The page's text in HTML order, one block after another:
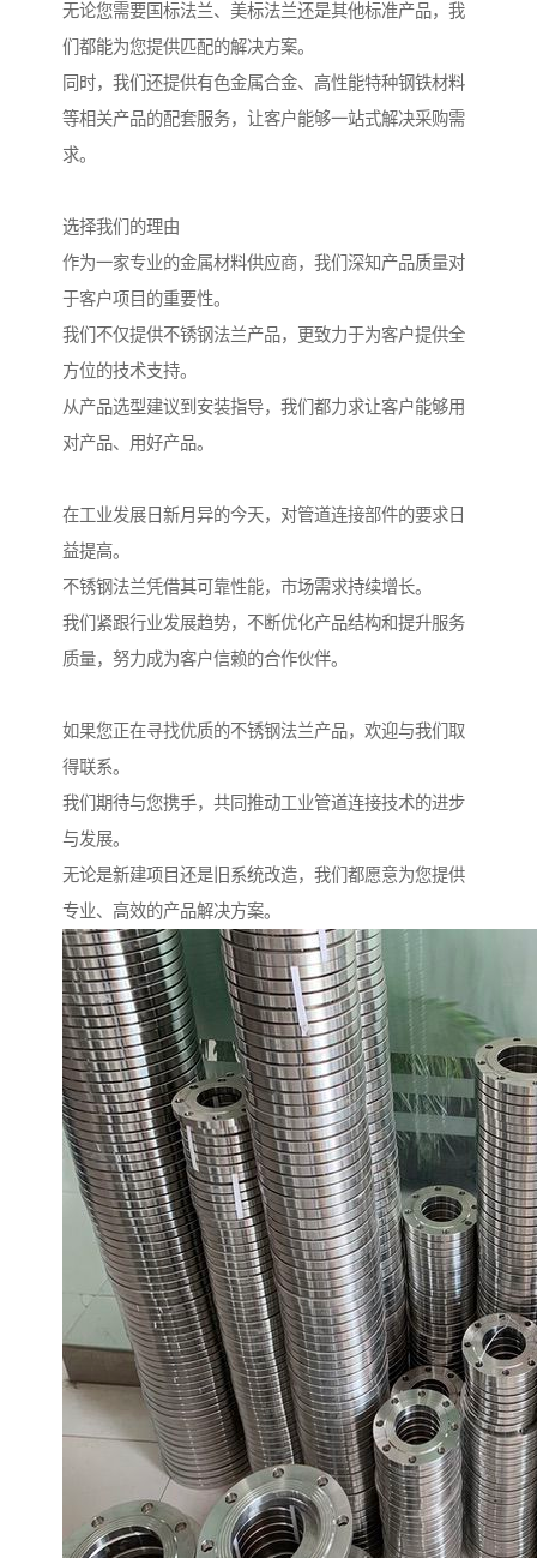
无论您需要国标法兰、美标法兰还是其他标准产品，我
们都能为您提供匹配的解决方案。
同时，我们还提供有色金属合金、高性能特种钢铁材料
等相关产品的配套服务，让客户能够一站式解决采购需
求。
选择我们的理由
作为一家专业的金属材料供应商，我们深知产品质量对
于客户项目的重要性。
我们不仅提供不锈钢法兰产品，更致力于为客户提供全
方位的技术支持。
从产品选型建议到安装指导，我们都力求让客户能够用
对产品、用好产品。
在工业发展日新月异的今天，对管道连接部件的要求日
益提高。
不锈钢法兰凭借其可靠性能，市场需求持续增长。
我们紧跟行业发展趋势，不断优化产品结构和提升服务
质量，努力成为客户信赖的合作伙伴。
如果您正在寻找优质的不锈钢法兰产品，欢迎与我们取
得联系。
我们期待与您携手，共同推动工业管道连接技术的进步
与发展。
无论是新建项目还是旧系统改造，我们都愿意为您提供
专业、高效的产品解决方案。